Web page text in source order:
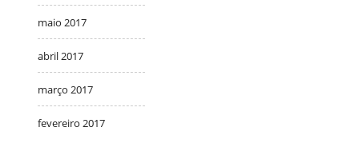
maio 2017
abril 2017
março 2017
fevereiro 2017